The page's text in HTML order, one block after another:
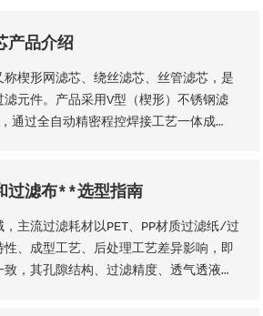
产品介绍
楔形网滤芯、绕丝滤芯​、丝管滤芯，是
元件。产品采用V型（楔形）不锈钢滤
通过全自动精密程控焊接工艺一体成
支持滤缝规格、丝径尺寸等核心参数个
械强度高、经久耐用等核心品质优势。
过滤布**选型指南
主流过滤耗材以PET、PP材质过滤纸/过
、成型工艺、后处理工艺差异影响，即
，其孔隙结构、过滤精度、透气透液性